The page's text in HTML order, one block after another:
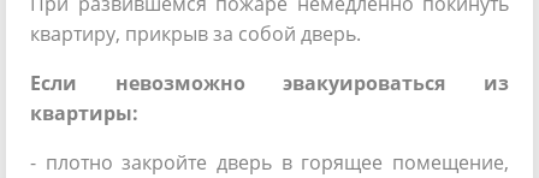
квартиру, прикрыв за собой дверь.
Если невозможно эвакуироваться из
квартиры:
- плотно закройте дверь в горящее помещение,